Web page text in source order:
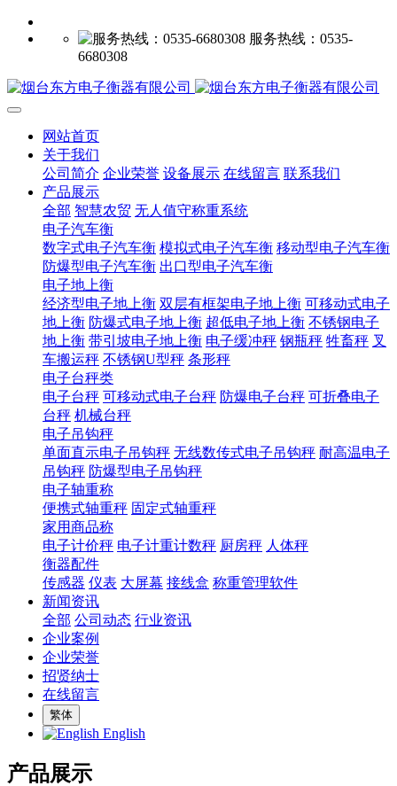
服务热线：0535-
6680308
网站首页
关于我们
公司简介 企业荣誉 设备展示 在线留言 联系我们
产品展示
全部 智慧农贸 无人值守称重系统
电子汽车衡
数字式电子汽车衡 模拟式电子汽车衡 移动型电子汽车衡
防爆型电子汽车衡 出口型电子汽车衡
电子地上衡
经济型电子地上衡 双层有框架电子地上衡 可移动式电子
地上衡 防爆式电子地上衡 超低电子地上衡 不锈钢电子
地上衡 带引坡电子地上衡 电子缓冲秤 钢瓶秤 牲畜秤 叉
车搬运秤 不锈钢U型秤 条形秤
电子台秤类
电子台秤 可移动式电子台秤 防爆电子台秤 可折叠电子
台秤 机械台秤
电子吊钩秤
单面直示电子吊钩秤 无线数传式电子吊钩秤 耐高温电子
吊钩秤 防爆型电子吊钩秤
电子轴重称
便携式轴重秤 固定式轴重秤
家用商品称
电子计价秤 电子计重计数秤 厨房秤 人体秤
衡器配件
传感器 仪表 大屏幕 接线盒 称重管理软件
新闻资讯
全部 公司动态 行业资讯
企业案例
企业荣誉
招贤纳士
在线留言
繁体
English
产品展示